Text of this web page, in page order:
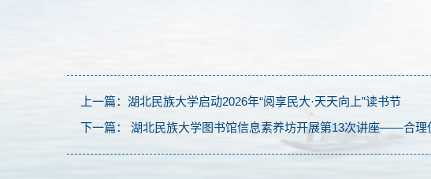
上一篇：湖北民族大学启动2026年“阅享民大·天天向上”读书节
下一篇： 湖北民族大学图书馆信息素养坊开展第13次讲座——合理